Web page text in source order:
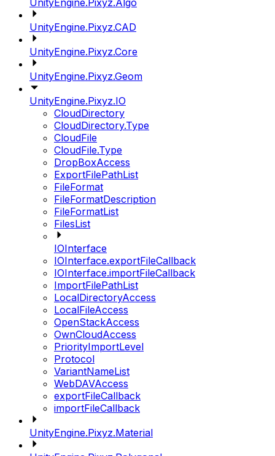
UnityEngine.Pixyz.Algo
UnityEngine.Pixyz.CAD
UnityEngine.Pixyz.Core
UnityEngine.Pixyz.Geom
UnityEngine.Pixyz.IO
CloudDirectory
CloudDirectory.Type
CloudFile
CloudFile.Type
DropBoxAccess
ExportFilePathList
FileFormat
FileFormatDescription
FileFormatList
FilesList
IOInterface
IOInterface.exportFileCallback
IOInterface.importFileCallback
ImportFilePathList
LocalDirectoryAccess
LocalFileAccess
OpenStackAccess
OwnCloudAccess
PriorityImportLevel
Protocol
VariantNameList
WebDAVAccess
exportFileCallback
importFileCallback
UnityEngine.Pixyz.Material